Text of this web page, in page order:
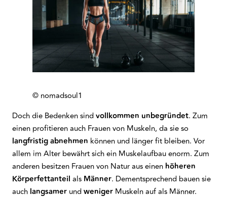
© nomadsoul1
Doch die Bedenken sindvollkommen unbegründet. Zum
einen profitieren auch Frauen von Muskeln, da sie so
langfristigabnehmen können und länger fit bleiben. Vor
allem im Alter bewährt sich ein Muskelaufbau enorm. Zum
anderen besitzen Frauen von Natur aus einen höheren
Körperfettanteil als Männer. Dementsprechend bauen sie
auch langsamer undweniger Muskeln auf als Männer.